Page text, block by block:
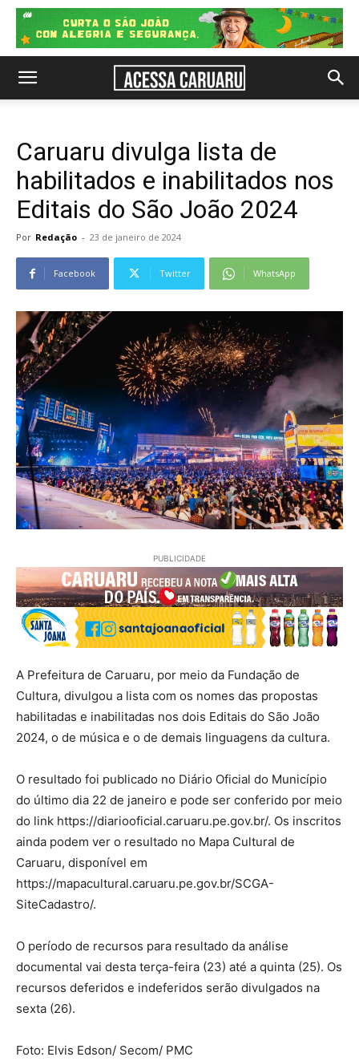
Caruaru divulga lista de
habilitados e inabilitados nos
Editais do São João 2024
Por Redação - 23 de janeiro de 2024
Facebook Twitter WhatsApp
PUBLICIDADE
A Prefeitura de Caruaru, por meio da Fundação de
Cultura, divulgou a lista com os nomes das propostas
habilitadas e inabilitadas nos dois Editais do São João
2024, o de música e o de demais linguagens da cultura.
O resultado foi publicado no Diário Oficial do Município
do último dia 22 de janeiro e pode ser conferido por meio
do link https://diariooficial.caruaru.pe.gov.br/. Os inscritos
ainda podem ver o resultado no Mapa Cultural de
Caruaru, disponível em
https://mapacultural.caruaru.pe.gov.br/SCGA-
SiteCadastro/.
O período de recursos para resultado da análise
documental vai desta terça-feira (23) até a quinta (25). Os
recursos deferidos e indeferidos serão divulgados na
sexta (26).
Foto: Elvis Edson/ Secom/ PMC